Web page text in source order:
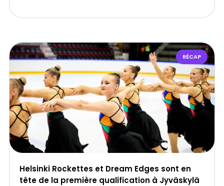
RÉCAP
Helsinki Rockettes et Dream Edges sont en
tête de la première qualification à Jyväskylä